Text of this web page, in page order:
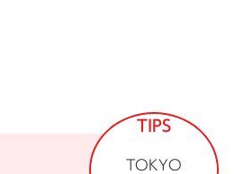
TIPS
TOKYO